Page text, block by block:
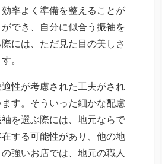
率よく準備を整えることが
でき、自分に似合う振袖を
には、ただ見た目の美しさ
。
性が考慮された工夫がされ
す。そういった細かな配慮
を選ぶ際には、地元ならで
する可能性があり、他の地
強いお店では、地元の職人